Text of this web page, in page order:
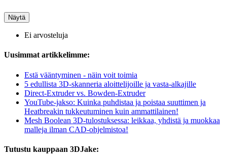
Näytä
Ei arvosteluja
Uusimmat artikkelimme:
Estä vääntyminen - näin voit toimia
5 edullista 3D-skanneria aloittelijoille ja vasta-alkajille
Direct-Extruder vs. Bowden-Extruder
YouTube-jakso: Kuinka puhdistaa ja poistaa suuttimen ja
Heatbreakin tukkeutuminen kuin ammattilainen!
Mesh Boolean 3D-tulostuksessa: leikkaa, yhdistä ja muokkaa
malleja ilman CAD-ohjelmistoa!
Tutustu kauppaan 3DJake: